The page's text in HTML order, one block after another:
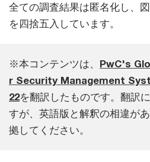
全ての調査結果は匿名化し、
を四捨五入しています。
※本コンテンツは、 PwC's
r Security Management
22を翻訳したものです。翻訳
すが、英語版と解釈の相違が
拠してください。